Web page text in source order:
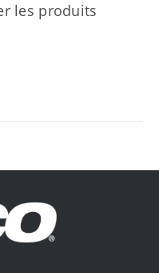
les produits